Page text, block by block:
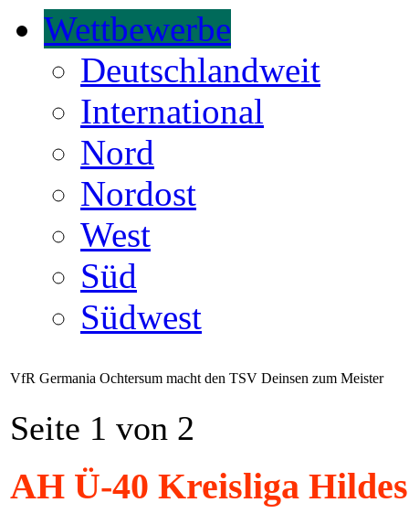
Wettbewerbe
Deutschlandweit
International
Nord
Nordost
West
Süd
Südwest
VfR Germania Ochtersum macht den TSV Deinsen zum Meister
Seite 1 von 2
AH Ü-40 Kreisliga